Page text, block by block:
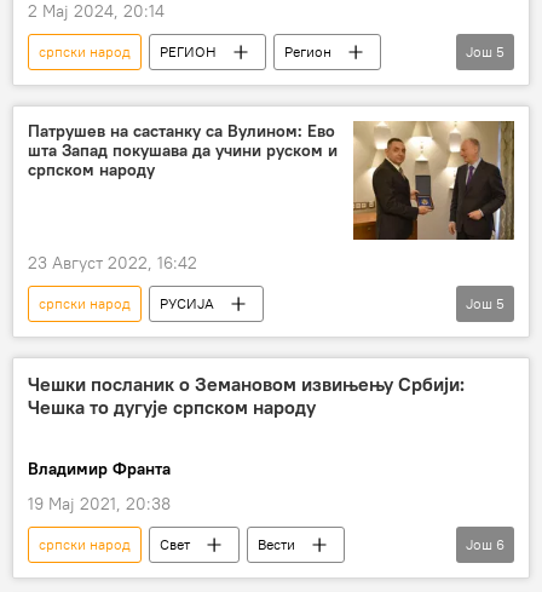
2 Мај 2024, 20:14
српски народ РЕГИОН
Регион
Регион – политика
Милорад Додик
политичко суђење
монтирани процес
Још 5
Патрушев на састанку са Вулином: Ево
шта Запад покушава да учини руском и
српском народу
23 Август 2022, 16:42
српски народ
РУСИЈА
Русија – политика
Србија
Свет
Још 5
Чешки посланик о Земановом извињењу Србији:
Чешка то дугује српском народу
Владимир Франта
19 Мај 2021, 20:38
српски народ Свет
Вести
Милош Земан
извињење
СРЈ
Још 6